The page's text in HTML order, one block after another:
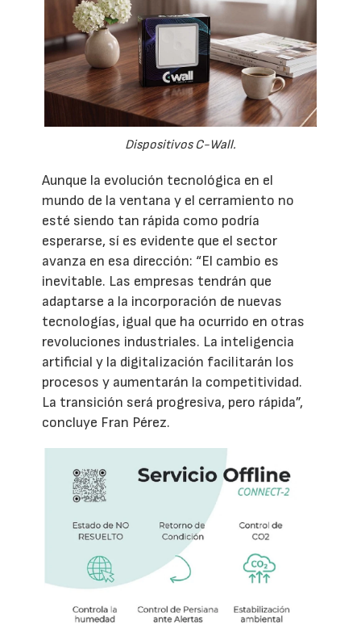
Dispositivos C-Wall.
Aunque la evolución tecnológica en el
mundo de la ventana y el cerramiento no
esté siendo tan rápida como podría
esperarse, sí es evidente que el sector
avanza en esa dirección: “El cambio es
inevitable. Las empresas tendrán que
adaptarse a la incorporación de nuevas
tecnologías, igual que ha ocurrido en otras
revoluciones industriales. La inteligencia
artificial y la digitalización facilitarán los
procesos y aumentarán la competitividad.
La transición será progresiva, pero rápida”,
concluye Fran Pérez.